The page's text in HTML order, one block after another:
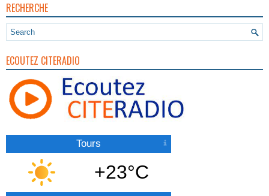
RECHERCHE
ECOUTEZ CITERADIO
Tours
+23°C